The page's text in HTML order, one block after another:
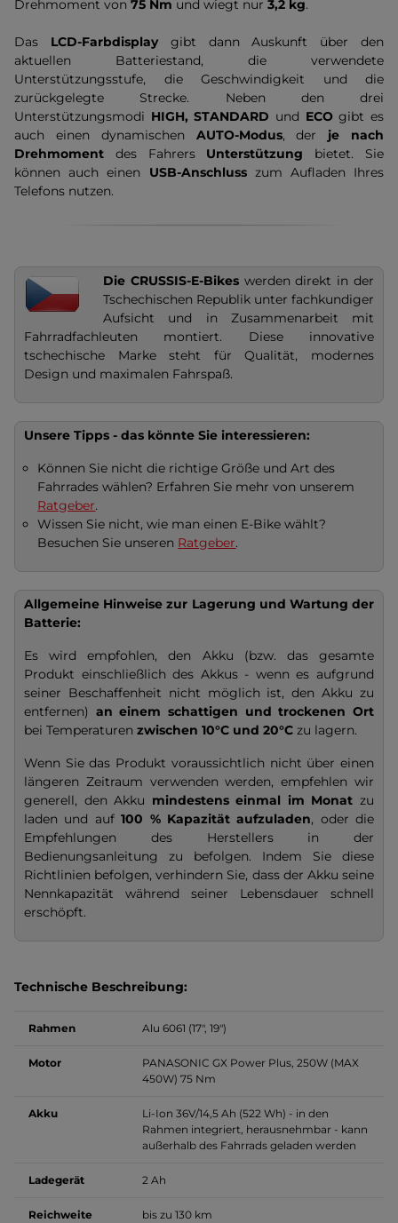
Drehmoment von 75 Nm und wiegt nur 3,2 kg.
Das LCD-Farbdisplaygibt dann Auskunft über den
aktuellen Batteriestand, die verwendete
Unterstützungsstufe, die Geschwindigkeit und die
zurückgelegte Strecke. Neben den drei
Unterstützungsmodi HIGH, STANDARD und ECOgibt es
auch einen dynamischen AUTO-Modus, der je nach
Drehmoment des FahrersUnterstützung bietet. Sie
können auch einen USB-Anschluss zum Aufladen Ihres
Telefons nutzen.
Die CRUSSIS-E-Bikeswerden direkt in der
Tschechischen Republik unter fachkundiger
Aufsicht und in Zusammenarbeit mit
Fahrradfachleuten montiert. Diese innovative
tschechische Marke steht für Qualität, modernes
Design und maximalen Fahrspaß.
Unsere Tipps - das könnte Sie interessieren:
Können Sie nicht die richtige Größe und Art des
Fahrrades wählen? Erfahren Sie mehr von unserem
Ratgeber.
Wissen Sie nicht, wie man einen E-Bike wählt?
Besuchen Sie unseren Ratgeber.
Allgemeine Hinweise zur Lagerung und Wartung der
Batterie:
Es wird empfohlen, den Akku (bzw. das gesamte
Produkt einschließlich des Akkus - wenn es aufgrund
seiner Beschaffenheit nicht möglich ist, den Akku zu
entfernen) an einem schattigen und trockenen Ort
bei Temperaturen zwischen 10°C und 20°C zu lagern.
Wenn Sie das Produkt voraussichtlich nicht über einen
längeren Zeitraum verwenden werden, empfehlen wir
generell, den Akku mindestens einmal im Monat zu
laden und auf100 % Kapazität aufzuladen, oder die
Empfehlungen des Herstellers in der
Bedienungsanleitung zu befolgen. Indem Sie diese
Richtlinien befolgen, verhindern Sie, dass der Akku seine
Nennkapazität während seiner Lebensdauer schnell
erschöpft.
Technische Beschreibung:
Rahmen Alu 6061 (17", 19")
Motor
PANASONIC GX Power Plus, 250W (MAX
450W) 75 Nm
Akku
Li-Ion 36V/14,5 Ah (522 Wh) - in den
Rahmen integriert, herausnehmbar - kann
außerhalb des Fahrrads geladen werden
Ladegerät 2 Ah
Reichweite bis zu 130 km